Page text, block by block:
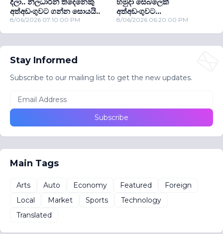
අත්අඩංගුවට ගන්න සොයයි..
8/06/2026 07:10:00 PM
අත්අඩංගුවට...
8/06/2026 06:20:00 PM
Stay Informed
Subscribe to our mailing list to get the new updates.
Main Tags
Arts Auto Economy Featured
Foreign
Local
Market Sports
Technology
Translated